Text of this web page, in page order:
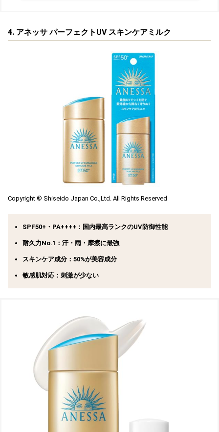
4. アネッサ パーフェクトUV スキンケアミルク
Copyright © Shiseido Japan Co.,Ltd. All Rights Reserved
SPF50+・PA++++：国内最高ランクのUV防御性能
耐久力No.1 ：汗・雨・摩擦に最強
スキンケア成分 ：50%が美容成分
敏感肌対応 ：刺激が少ない